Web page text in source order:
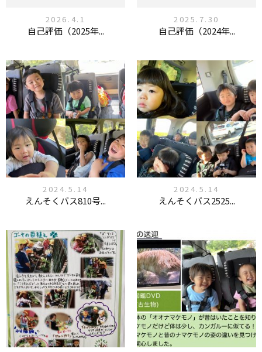
2026.4.1
自己評価（2025年...
2025.7.30
自己評価（2024年...
2024.5.14
えんそくバス810号...
2024.5.14
えんそくバス2525...